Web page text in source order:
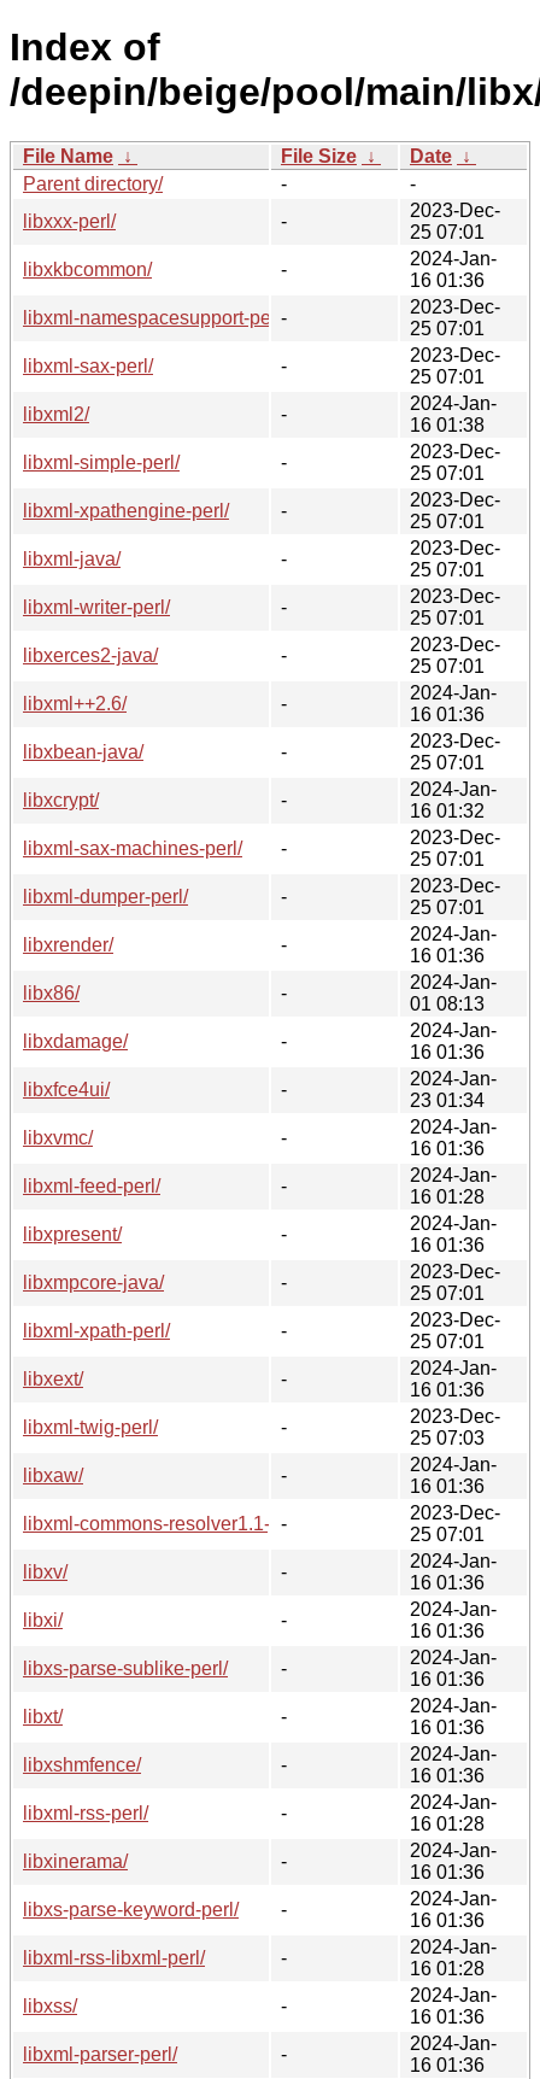
Index of
/deepin/beige/pool/main/
File Name ↓ File Size ↓ Date ↓
Parent directory/
-
-
libxxx-perl/
-
2023-Dec-
25 07:01
libxkbcommon/
-
2024-Jan-
16 01:36
libxml-namespacesupport-perl/
-
2023-Dec-
25 07:01
libxml-sax-perl/
-
2023-Dec-
25 07:01
libxml2/
-
2024-Jan-
16 01:38
libxml-simple-perl/
-
2023-Dec-
25 07:01
libxml-xpathengine-perl/
-
2023-Dec-
25 07:01
libxml-java/
-
2023-Dec-
25 07:01
libxml-writer-perl/
-
2023-Dec-
25 07:01
libxerces2-java/
-
2023-Dec-
25 07:01
libxml++2.6/
-
2024-Jan-
16 01:36
libxbean-java/
-
2023-Dec-
25 07:01
libxcrypt/
-
2024-Jan-
16 01:32
libxml-sax-machines-perl/
-
2023-Dec-
25 07:01
libxml-dumper-perl/
-
2023-Dec-
25 07:01
libxrender/
-
2024-Jan-
16 01:36
libx86/
-
2024-Jan-
01 08:13
libxdamage/
-
2024-Jan-
16 01:36
libxfce4ui/
-
2024-Jan-
23 01:34
libxvmc/
-
2024-Jan-
16 01:36
libxml-feed-perl/
-
2024-Jan-
16 01:28
libxpresent/
-
2024-Jan-
16 01:36
libxmpcore-java/
-
2023-Dec-
25 07:01
libxml-xpath-perl/
-
2023-Dec-
25 07:01
libxext/
-
2024-Jan-
16 01:36
libxml-twig-perl/
-
2023-Dec-
25 07:03
libxaw/
-
2024-Jan-
16 01:36
libxml-commons-resolver1.1-java/
-
2023-Dec-
25 07:01
libxv/
-
2024-Jan-
16 01:36
libxi/
-
2024-Jan-
16 01:36
libxs-parse-sublike-perl/
-
2024-Jan-
16 01:36
libxt/
-
2024-Jan-
16 01:36
libxshmfence/
-
2024-Jan-
16 01:36
libxml-rss-perl/
-
2024-Jan-
16 01:28
libxinerama/
-
2024-Jan-
16 01:36
libxs-parse-keyword-perl/
-
2024-Jan-
16 01:36
libxml-rss-libxml-perl/
-
2024-Jan-
16 01:28
libxss/
-
2024-Jan-
16 01:36
libxml-parser-perl/
-
2024-Jan-
16 01:36